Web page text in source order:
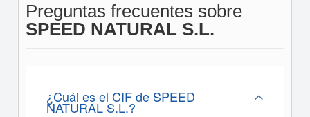
Preguntas frecuentes sobre
SPEED NATURAL S.L.
¿Cuál es el CIF de SPEED
NATURAL S.L.?